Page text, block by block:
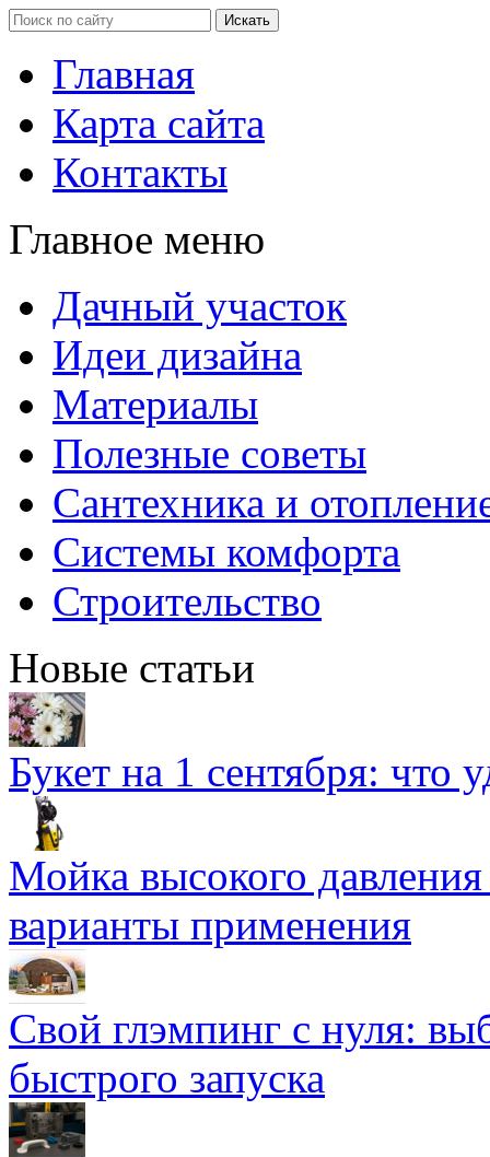
Главная
Карта сайта
Контакты
Главное меню
Дачный участок
Идеи дизайна
Материалы
Полезные советы
Сантехника и
Системы комфорта
Строительство
Новые статьи
Букет на 1 сентября: что
Мойка высокого
варианты применения
Свой глэмпинг с нуля:
быстрого запуска